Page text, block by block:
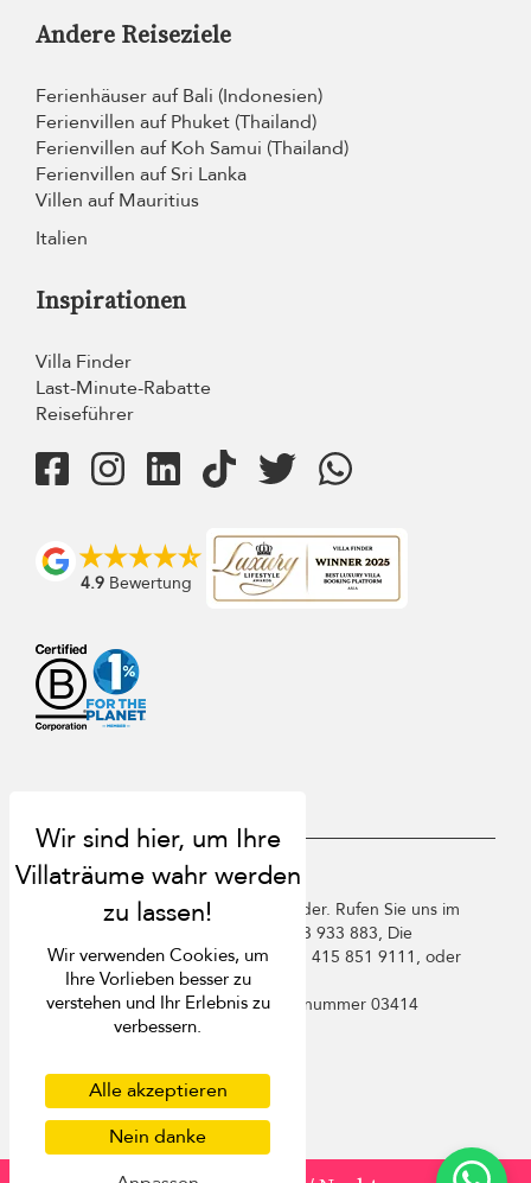
Andere Reiseziele
Ferienhäuser auf Bali (Indonesien)
Ferienvillen auf Phuket (Thailand)
Ferienvillen auf Koh Samui (Thailand)
Ferienvillen auf Sri Lanka
Villen auf Mauritius
Italien
Inspirationen
Villa Finder
Last-Minute-Rabatte
Reiseführer
4.9 Bewertung
USD $ de Deutsch
Copyright ©️ 2026 St. Barts Villa Finder. Rufen Sie uns im
Vereinigten Königreich an +44 2 033 933 883, Die
Vereinigten Staaten von Amerika +1 415 851 9111, oder
Frankreich +33 1 78 90 04 96.
Villa Finder Pte. Ltd. ist unterLizenznummer 03414
Datenschutzbestimmungen
Cookies
Wir verwenden Cookies, um
Ihre Vorlieben besser zu
verstehen und Ihr Erlebnis zu
verbessern.
Alle akzeptieren
Nein danke